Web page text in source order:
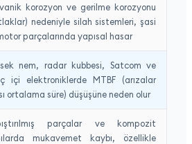
korozyon ve gerilme korozyonu
nedeniyle silah sistemleri, şasi
parçalarında yapısal hasar
nem, radar kubbesi, Satcom ve
içi elektroniklerde MTBF (arızalar
ortalama süre) düşüşüne neden olur
parçalar ve kompozit
mukavemet kaybı, özellikle